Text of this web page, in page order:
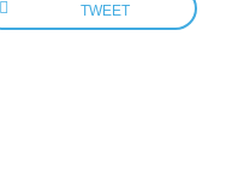
TWEET